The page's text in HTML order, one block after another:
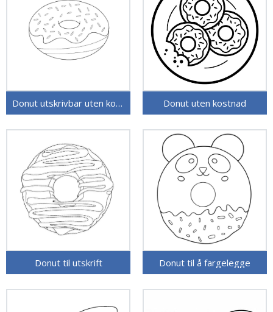
Donut utskrivbar uten kostnad Donut uten kostnad
Donut til utskrift Donut til å fargelegge